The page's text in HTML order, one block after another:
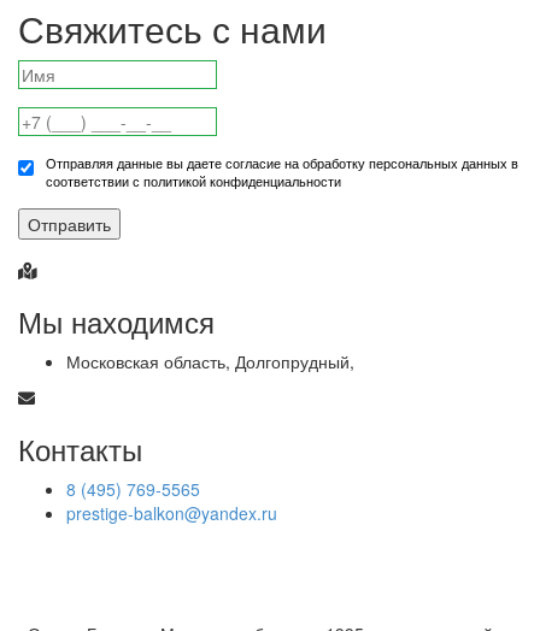
Свяжитесь с нами
Отправляя данные вы даете согласие на обработку персональных данных в
соответствии с политикой конфиденциальности
Отправить
Мы находимся
Московская область, Долгопрудный,
Контакты
8 (495) 769-5565
prestige-balkon@yandex.ru